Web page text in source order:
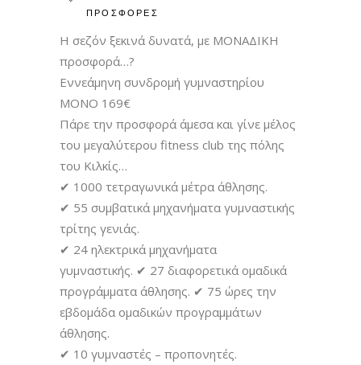
ΠΡΟΣΦΟΡΕΣ
Η σεζόν ξεκινά δυνατά, με ΜΟΝΑΔΙΚΗ
προσφορά…?
Εννεάμηνη συνδρομή γυμναστηρίου
ΜΟΝΟ 169€
Πάρε την προσφορά άμεσα και γίνε μέλος
του μεγαλύτερου fitness club της πόλης
του Κιλκίς…
✔ 1000 τετραγωνικά μέτρα άθλησης.
✔ 55 συμβατικά μηχανήματα γυμναστικής
τρίτης γενιάς.
✔ 24 ηλεκτρικά μηχανήματα
γυμναστικής. ✔ 27 διαφορετικά ομαδικά
προγράμματα άθλησης. ✔ 75 ώρες την
εβδομάδα ομαδικών προγραμμάτων
άθλησης.
✔ 10 γυμναστές – προπονητές.